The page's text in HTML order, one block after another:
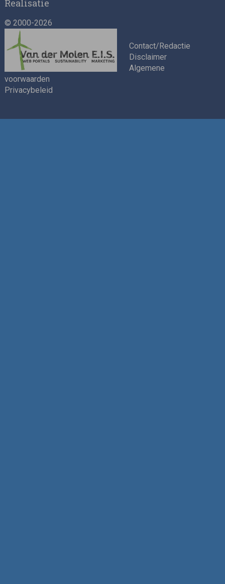
Realisatie
© 2000-2026
Contact/Redactie
Disclaimer
Algemene
voorwaarden
Privacybeleid